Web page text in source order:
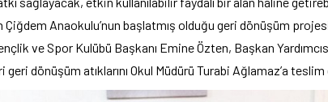
Çiğdem Anaokulu’nun başlatmış olduğu geri dönüşüm
ve Spor Kulübü Başkanı Emine Özten, Başkan
dönüşüm atıklarını Okul Müdürü Turabi Ağlamaz’a